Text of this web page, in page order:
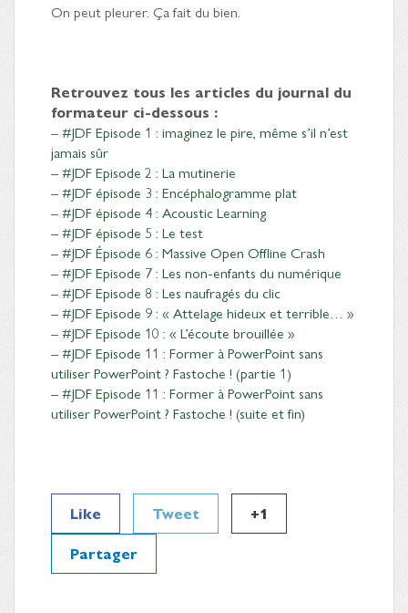
On peut pleurer. Ça fait du bien.
Retrouvez tous les articles du journal du
formateur ci-dessous :
–#JDF Episode 1 : imaginez le pire, même s’il n’est
jamais sûr
–#JDF Episode 2 : La mutinerie
–#JDF épisode 3 : Encéphalogramme plat
–#JDF épisode 4 : Acoustic Learning
–#JDF épisode 5 : Le test
–#JDF Épisode 6 : Massive Open Offline Crash
–#JDF Episode 7 : Les non-enfants du numérique
–#JDF Episode 8 : Les naufragés du clic
–#JDF Episode 9 : « Attelage hideux et terrible… »
–#JDF Episode 10 : « L’écoute brouillée »
–#JDF Episode 11 : Former à PowerPoint sans
utiliser PowerPoint ? Fastoche ! (partie 1)
–#JDF Episode 11 : Former à PowerPoint sans
utiliser PowerPoint ? Fastoche ! (suite et fin)
Like Tweet
+1
Partager